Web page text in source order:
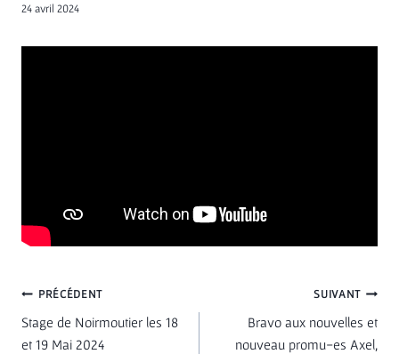
24 avril 2024
Navigation
de
PRÉCÉDENT
Stage de Noirmoutier les 18
et 19 Mai 2024
SUIVANT
Bravo aux nouvelles et
nouveau promu-es Axel,